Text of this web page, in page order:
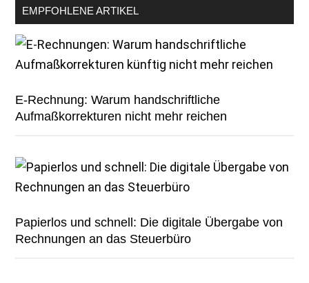
EMPFOHLENE ARTIKEL
E-Rechnung: Warum handschriftliche
Aufmaßkorrekturen nicht mehr reichen
Papierlos und schnell: Die digitale Übergabe von
Rechnungen an das Steuerbüro